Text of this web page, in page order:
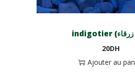
20DH
Ajouter au